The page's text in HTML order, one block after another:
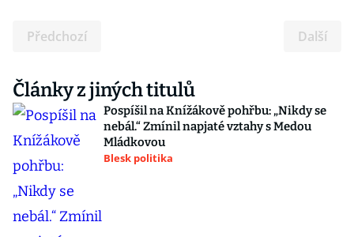
Předchozí Další
Články z jiných titulů
Pospíšil na Knížákově pohřbu: „Nikdy se
nebál.“ Zmínil napjaté vztahy s Medou
Mládkovou
Blesk politika